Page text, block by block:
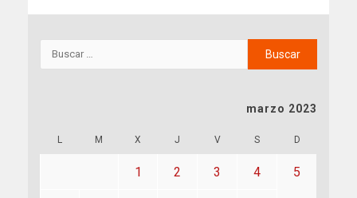
marzo 2023
L M X J V S D
1 2 3 4 5